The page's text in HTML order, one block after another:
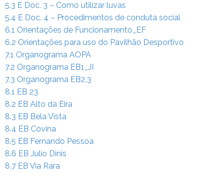
5.3 E Doc. 3 – Como utilizar luvas
5.4 E Doc. 4 – Procedimentos de conduta social
6.1 Orientações de Funcionamento_EF
6.2 Orientações para uso do Pavilhão Desportivo
7.1 Organograma AOPA
7.2 Organograma EB1_JI
7.3 Organograma EB2,3
8.1 EB 23
8.2 EB Alto da Eira
8.3 EB Bela Vista
8.4 EB Covina
8.5 EB Fernando Pessoa
8.6 EB Julio Dinis
8.7 EB Via Rara